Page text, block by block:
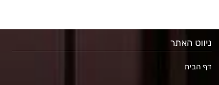
ניווט האתר
דף הבית